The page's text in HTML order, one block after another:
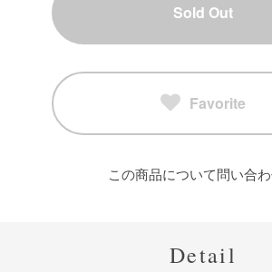
Sold Out
Favorite
この商品について問い合
Detail